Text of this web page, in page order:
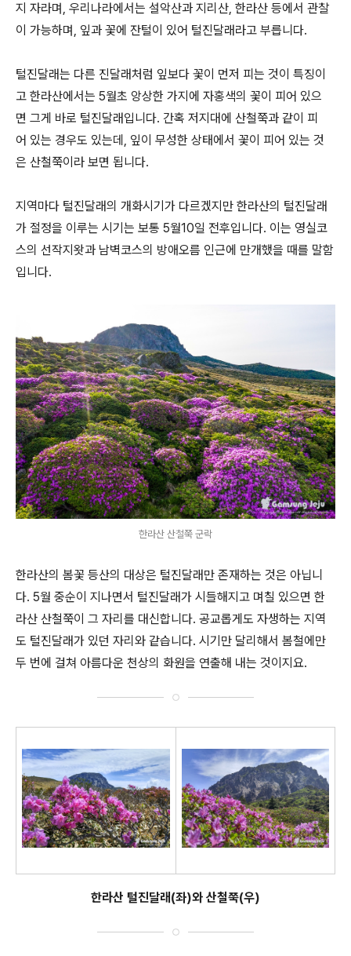
지 자라며, 우리나라에서는 설악산과 지리산, 한라산 등에서 관찰
이 가능하며, 잎과 꽃에 잔털이 있어 털진달래라고 부릅니다.
털진달래는 다른 진달래처럼 잎보다 꽃이 먼저 피는 것이 특징이
고 한라산에서는 5월초 앙상한 가지에 자홍색의 꽃이 피어 있으
면 그게 바로 털진달래입니다. 간혹 저지대에 산철쭉과 같이 피
어 있는 경우도 있는데, 잎이 무성한 상태에서 꽃이 피어 있는 것
은 산철쭉이라 보면 됩니다.
지역마다 털진달래의 개화시기가 다르겠지만 한라산의 털진달래
가 절정을 이루는 시기는 보통 5월10일 전후입니다. 이는 영실코
스의 선작지왓과 남벽코스의 방애오름 인근에 만개했을 때를 말함
입니다.
한라산 산철쭉 군락
한라산의 봄꽃 등산의 대상은 털진달래만 존재하는 것은 아닙니
다. 5월 중순이 지나면서 털진달래가 시들해지고 며칠 있으면 한
라산 산철쭉이 그 자리를 대신합니다. 공교롭게도 자생하는 지역
도 털진달래가 있던 자리와 같습니다. 시기만 달리해서 봄철에만
두 번에 걸쳐 아름다운 천상의 화원을 연출해 내는 것이지요.
한라산 털진달래(좌)와 산철쭉(우)